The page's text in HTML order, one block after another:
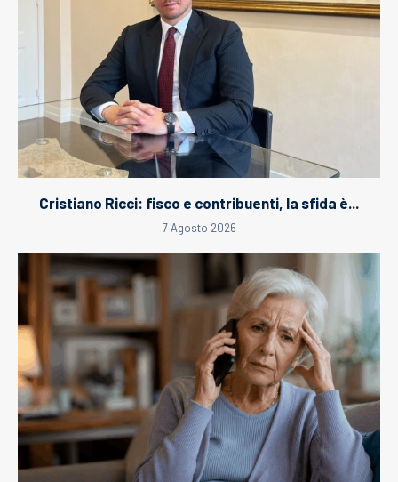
Cristiano Ricci: fisco e contribuenti, la sfida è...
7 Agosto 2026